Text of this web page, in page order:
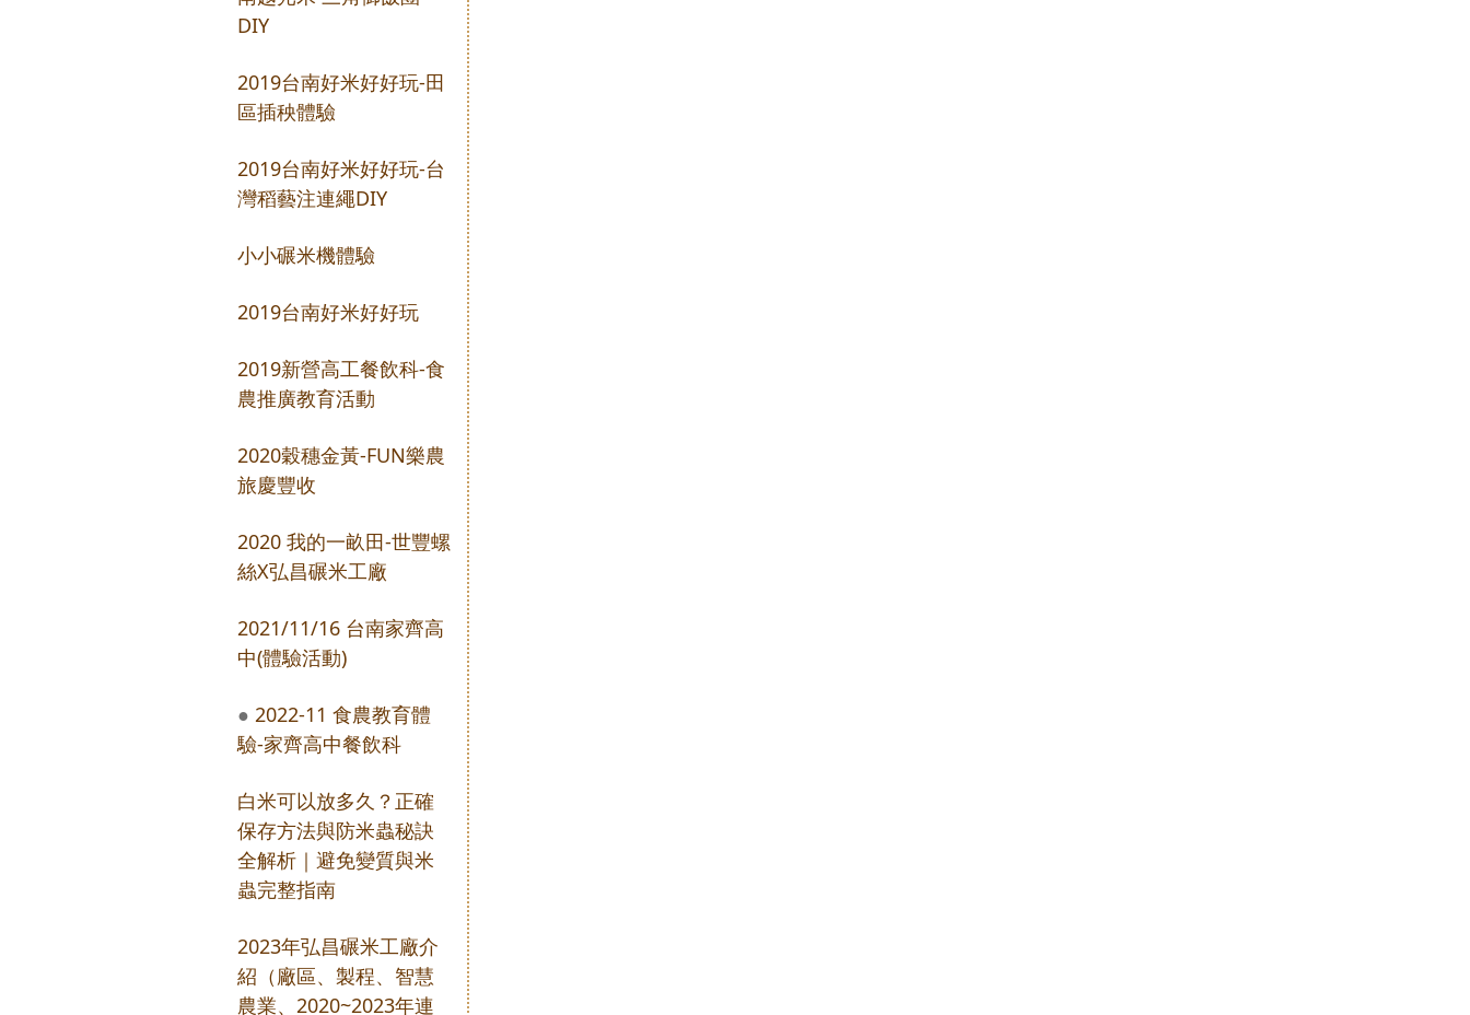
DIY
2019台南好米好好玩-田
區插秧體驗
2019台南好米好好玩-台
灣稻藝注連繩DIY
小小碾米機體驗
2019台南好米好好玩
2019新營高工餐飲科-食
農推廣教育活動
2020穀穗金黃-FUN樂農
旅慶豐收
2020 我的一畝田-世豐螺
絲X弘昌碾米工廠
2021/11/16 台南家齊高
中(體驗活動)
2022-11 食農教育體
驗-家齊高中餐飲科
白米可以放多久？正確
保存方法與防米蟲秘訣
全解析｜避免變質與米
蟲完整指南
2023年弘昌碾米工廠介
紹（廠區、製程、智慧
農業、2020~2023年連